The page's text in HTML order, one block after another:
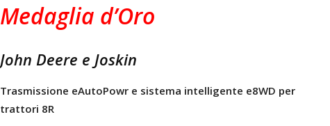
Medaglia d’Oro
John Deere e Joskin
Trasmissione eAutoPowr e sistema intelligente e8WD per
trattori 8R